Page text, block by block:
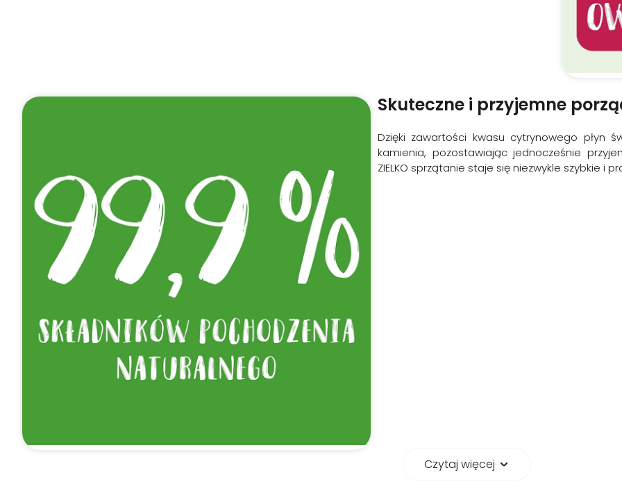
Skuteczne i przyjemne
Dzięki zawartości kwasu cytrynowego płyn
kamienia, pozostawiając jednocześnie
ZIELKO sprzątanie staje się niezwykle szybkie i
Czytaj więcej